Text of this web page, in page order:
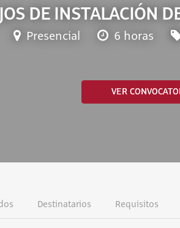
DE INSTALACIÓN
Presencial 6 horas
VER
Destinatarios Requisitos